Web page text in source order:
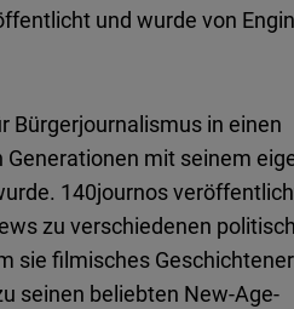
und wurde von
Bürgerjournalismus in einen
mit seinem
140journos
zu verschiedenen
sie filmisches
seinen beliebten New-Age-